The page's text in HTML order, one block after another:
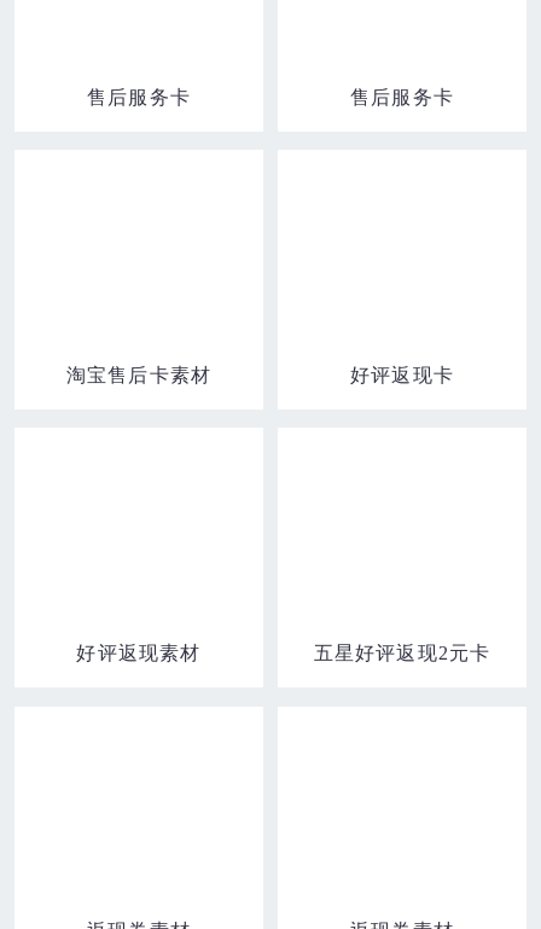
售后服务卡 售后服务卡
淘宝售后卡素材 好评返现卡
好评返现素材 五星好评返现2元卡